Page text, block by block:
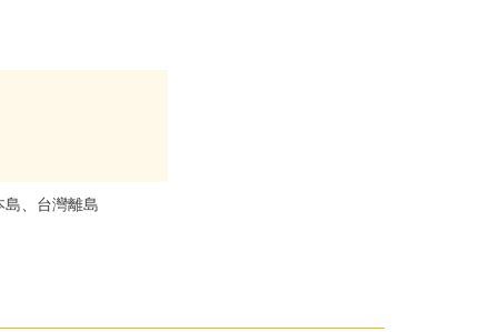
島、台灣離島